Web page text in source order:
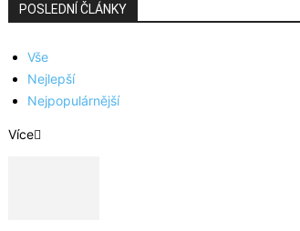
POSLEDNÍ ČLÁNKY
Vše
Nejlepší
Nejpopulárnější
Více